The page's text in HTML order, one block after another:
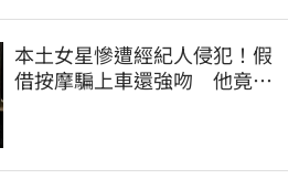
本土女星慘遭經紀人侵犯！假
借按摩騙上車還強吻 他竟反